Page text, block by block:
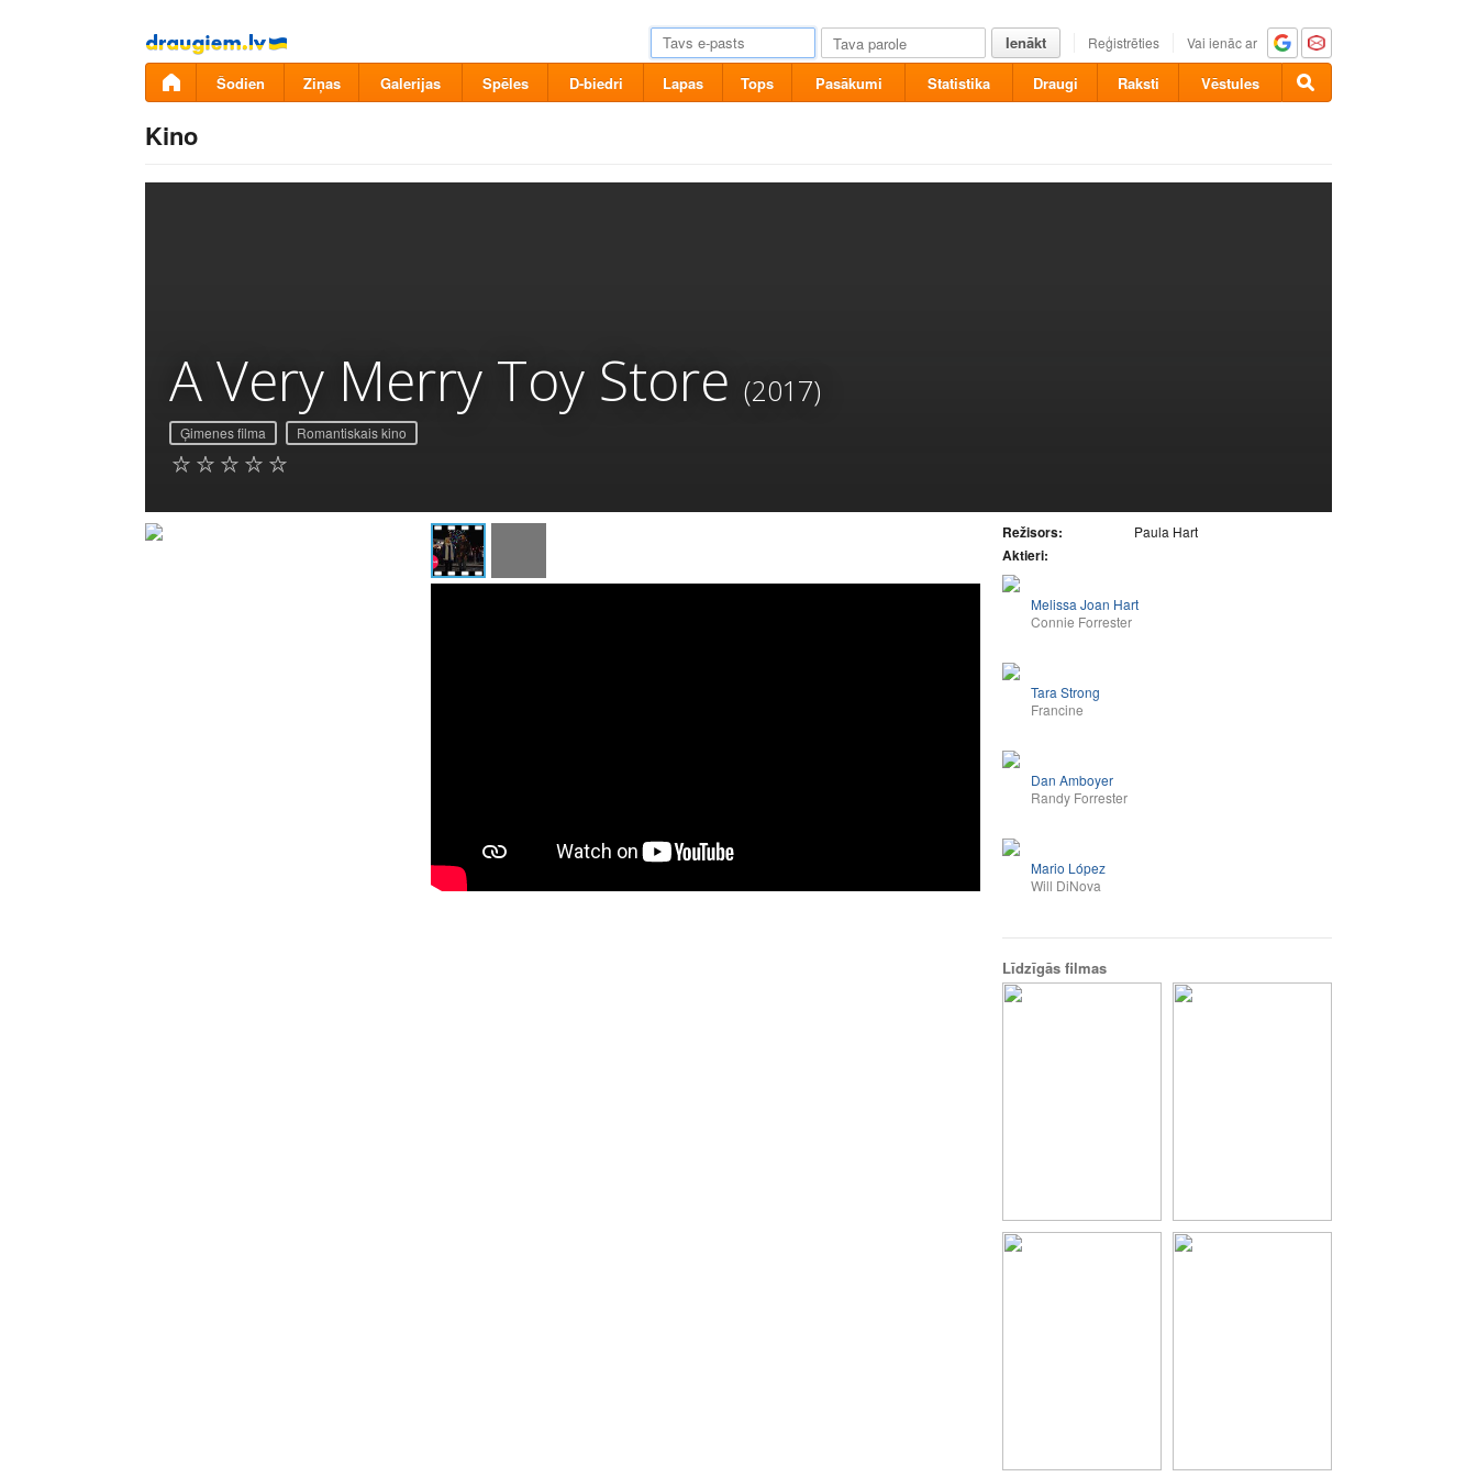
Pāriet
uz
saturu
Ienākt Reģistrēties Vai ienāc ar
Šodien Ziņas Galerijas Spēles D-biedri Lapas Tops Pasākumi Statistika Draugi Raksti Vēstules
Kino
A Very Merry Toy Store (2017)
Ģimenes filma Romantiskais kino
Režisors: Paula Hart
Aktieri:
Melissa Joan Hart
Connie Forrester
Tara Strong
Francine
Dan Amboyer
Randy Forrester
Mario López
Will DiNova
Līdzīgās filmas